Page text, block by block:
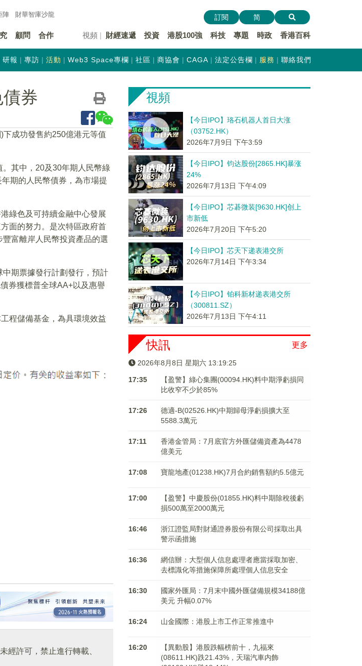
陣 財華智庫沙龍
顧問 合作 視頻 財經速遞 投資 港股100強 科技 專題 時政 香港百科
訂閱 简
研報 專訪 活動 Web3 Space專欄 社區 商協會 CAGA 法定公告欄 服務 聯絡我們
券
成功發售約250億港元等值
其中，20及30年期人民幣綠
期的人民幣債券，為市場提
綠色及可持續金融中心發展
面的努力。是次特區政府首
富離岸人民幣投資產品的選
期票據發行計劃發行，預計
券獲標普全球AA+以及惠譽
程儲備基金，為具環境效益
經許可，禁止進行轉載、
視頻
【今日IPO】珞石机器人首日大涨
（03752.HK）
2026年7月9日 下午3:59
【今日IPO】钧达股份[2865.HK]暴涨
24%
2026年7月13日 下午4:09
【今日IPO】芯碁微装[9630.HK]创上
市新低
2026年7月20日 下午5:20
【今日IPO】芯天下递表港交所
2026年7月14日 下午3:34
【今日IPO】铂科新材递表港交所
（300811.SZ）
2026年7月13日 下午4:11
更多
快訊
2026年8月8日 星期六 13:19:26
17:35
【盈警】綠心集團(00094.HK)料中期淨虧損同
比收窄不少於85%
17:26
德適-B(02526.HK)中期歸母淨虧損擴大至
5588.3萬元
17:11
香港金管局：7月底官方外匯儲備資產為4478
億美元
17:08 寶龍地產(01238.HK)7月合約銷售額約5.5億元
17:00
【盈警】中慶股份(01855.HK)料中期除稅後虧
損500萬至2000萬元
16:46
浙江證監局對財通證券股份有限公司採取出具
警示函措施
16:36
網信辦：大型個人信息處理者應當採取加密、
去標識化等措施保障所處理個人信息安全
16:30
國家外匯局：7月末中國外匯儲備規模34188億
美元 升幅0.07%
16:24 山金國際：港股上市工作正常推進中
16:20
【異動股】港股跌幅榜前十，九福來
(08611.HK)跌21.43%，天瑞汽車内飾